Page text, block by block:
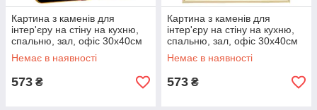
Картина з каменів для
інтер'єру на стіну на кухню,
спальню, зал, офіс 30х40см
«Тигр №-3»
Немає в наявності
573 ₴
Картина з каменів для
інтер'єру на стіну на кухню,
спальню, зал, офіс 30х40см
«Золота троянда»
Немає в наявності
573 ₴